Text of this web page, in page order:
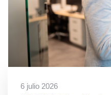
6 julio 2026